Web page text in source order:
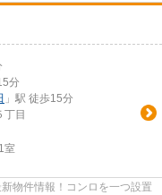
分
」駅 徒歩15分
丁目
1室
物件情報！コンロを一つ設置